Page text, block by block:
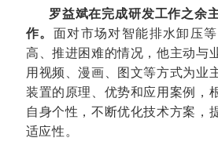
罗益斌在完成研发工作之余
作。 面对市场对智能排水卸压
高、推进困难的情况，他主动与
用视频、漫画、图文等方式为业
装置的原理、优势和应用案例，
自身个性，不断优化技术方案，
适应性。